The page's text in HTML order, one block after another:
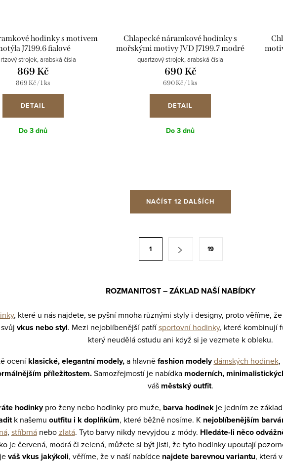
hodinky s motivem
J7199.6 fialové
strojek, arabská čísla
869 Kč
Měrná
869 Kč / 1 ks
DETAIL
Do 3 dnů
Chlapecké náramkové hodinky s
mořskými motivy JVD J7199.7 modré
quartzový strojek, arabská čísla
690 Kč
Měrná
690 Kč / 1 ks
DETAIL
Do 3 dnů
NAČÍST 12 DALŠÍCH
1 19
ROZMANITOST – ZÁKLAD NAŠÍ NABÍDKY
, které u nás najdete, se pyšní mnoha různými styly i designy, proto věříme,
vkus nebo styl. Mezi nejoblíbenější patřísportovní hodinky, které kombinují
který neudělá ostudu ani když si je vezmete k obleku.
oceníklasické, elegantní modely,a hlavněfashion modely dámských hodinek,
příležitostem.Samozřejmostí je nabídka moderních,
váš městský outfit.
hodinkypro ženy nebo hodinky pro muže, barva hodinek je jedním ze
k našemu outfitu i k doplňkům, které běžně nosíme. K nejoblíbenějším
, stříbrnánebozlatá. Tyto barvy nikdy nevyjdou z módy. Hledáte-li něco
je červená, modrá či zelená, můžete si být jisti, že tyto hodinky upoutají
váš vkus jakýkoli, věříme, že v naší nabídce najdete barevnou variantu, která